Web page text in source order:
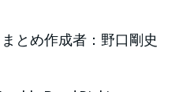
まとめ作成者：野口剛史